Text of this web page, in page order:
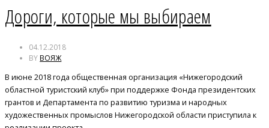
Дороги, которые мы выбираем
04.12.2018
BYВОЯЖ
В июне 2018 года общественная организация «Нижегородский
областной туристский клуб» при поддержке Фонда президентских
грантов и Департамента по развитию туризма и народных
художественных промыслов Нижегородской области приступила к